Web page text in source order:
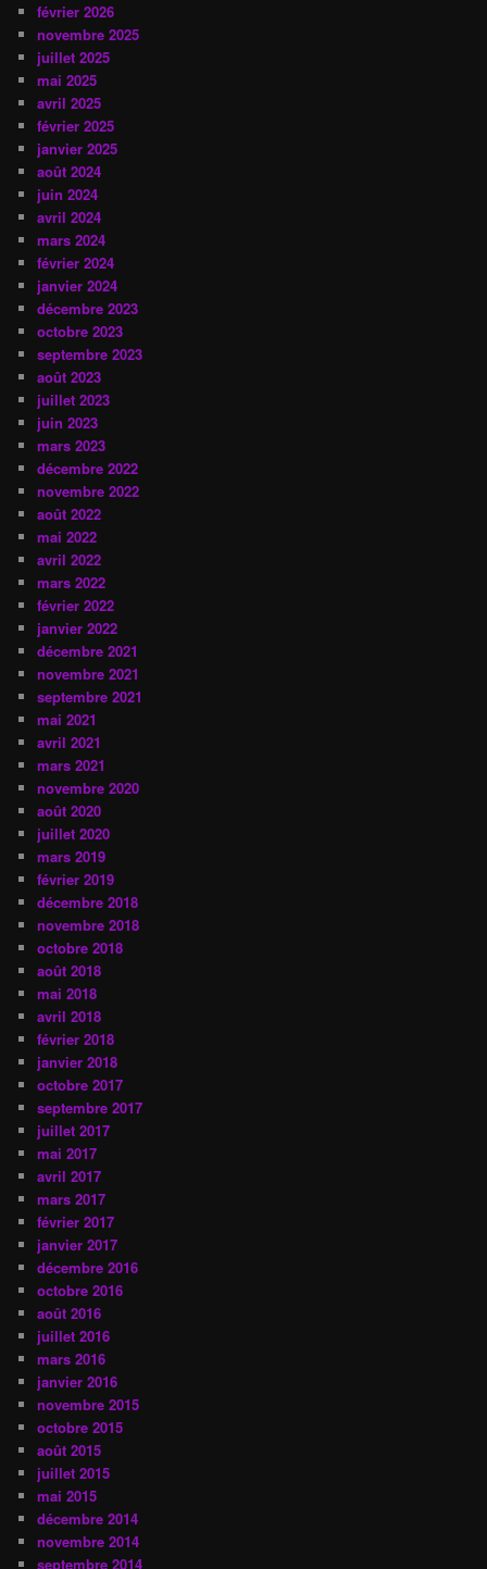
février 2026
novembre 2025
juillet 2025
mai 2025
avril 2025
février 2025
janvier 2025
août 2024
juin 2024
avril 2024
mars 2024
février 2024
janvier 2024
décembre 2023
octobre 2023
septembre 2023
août 2023
juillet 2023
juin 2023
mars 2023
décembre 2022
novembre 2022
août 2022
mai 2022
avril 2022
mars 2022
février 2022
janvier 2022
décembre 2021
novembre 2021
septembre 2021
mai 2021
avril 2021
mars 2021
novembre 2020
août 2020
juillet 2020
mars 2019
février 2019
décembre 2018
novembre 2018
octobre 2018
août 2018
mai 2018
avril 2018
février 2018
janvier 2018
octobre 2017
septembre 2017
juillet 2017
mai 2017
avril 2017
mars 2017
février 2017
janvier 2017
décembre 2016
octobre 2016
août 2016
juillet 2016
mars 2016
janvier 2016
novembre 2015
octobre 2015
août 2015
juillet 2015
mai 2015
décembre 2014
novembre 2014
septembre 2014